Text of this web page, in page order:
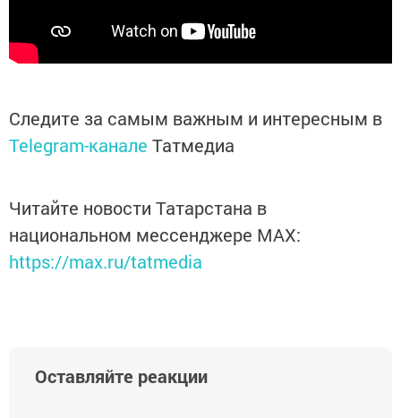
Следите за самым важным и интересным в
Telegram-канале Татмедиа
Читайте новости Татарстана в
национальном мессенджере MАХ:
https://max.ru/tatmedia
Оставляйте реакции